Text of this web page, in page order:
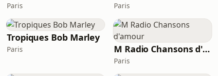
Paris Paris
Tropiques Bob Marley
Paris M Radio Chansons d'amour
Paris